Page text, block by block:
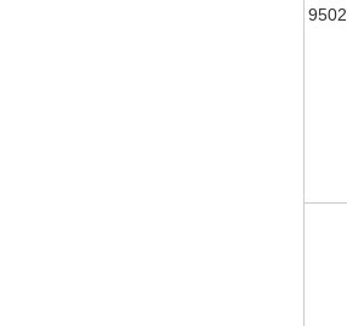
9502